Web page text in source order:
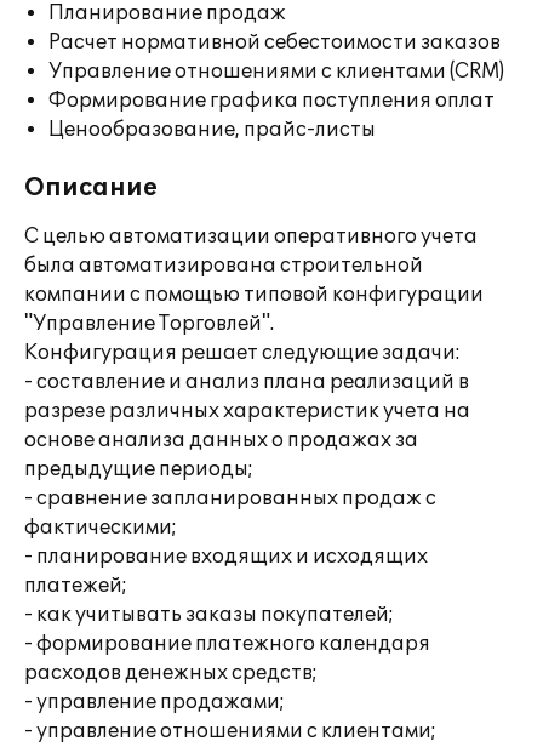
Планирование продаж
Расчет нормативной себестоимости заказов
Управление отношениями с клиентами (CRM)
Формирование графика поступления оплат
Ценообразование, прайс-листы
Описание
С целью автоматизации оперативного учета
была автоматизирована строительной
компании с помощью типовой конфигурации
"Управление Торговлей".
Конфигурация решает следующие задачи:
- составление и анализ плана реализаций в
разрезе различных характеристик учета на
основе анализа данных о продажах за
предыдущие периоды;
- сравнение запланированных продаж с
фактическими;
- планирование входящих и исходящих
платежей;
- как учитывать заказы покупателей;
- формирование платежного календаря
расходов денежных средств;
- управление продажами;
- управление отношениями с клиентами;